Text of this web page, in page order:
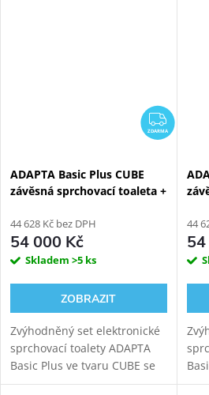
ZDARMA
ZDARMA
ADAPTA Basic Plus CUBE
závěsná sprchovací toaleta +
44 628 Kč bez DPH
54 000 Kč
Skladem >5 ks
ZOBRAZIT
Zvýhodněný set elektronické
sprchovací toalety ADAPTA
Basic Plus ve tvaru CUBE se
samonosným bílým
44